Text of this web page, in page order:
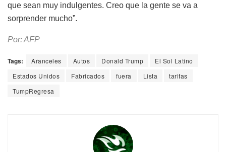
que sean muy indulgentes. Creo que la gente se va a
sorprender mucho”.
Por: AFP
Tags: Aranceles Autos Donald Trump
El Sol Latino
Estados Unidos
Fabricados fuera Lista
tarifas
TumpRegresa